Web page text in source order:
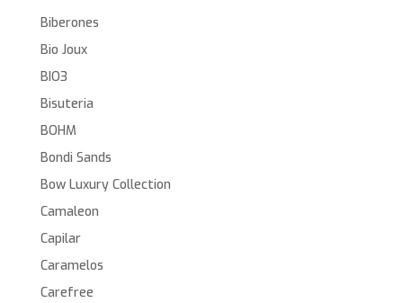
Biberones
Bio Joux
BIO3
Bisuteria
BOHM
Bondi Sands
Bow Luxury Collection
Camaleon
Capilar
Caramelos
Carefree